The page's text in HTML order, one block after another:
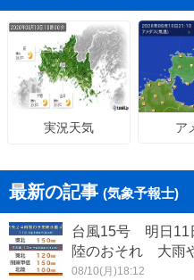
実況天気 ア
最新の記事 (気象予報士)
台風15号 明日11
陸のおそれ 大雨
08/10(月)18:12